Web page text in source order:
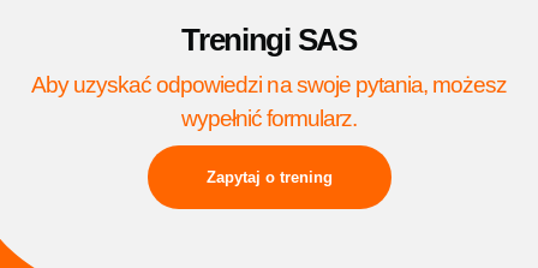
Treningi SAS
Aby uzyskać odpowiedzi na swoje pytania, możesz
wypełnić formularz.
Zapytaj o trening